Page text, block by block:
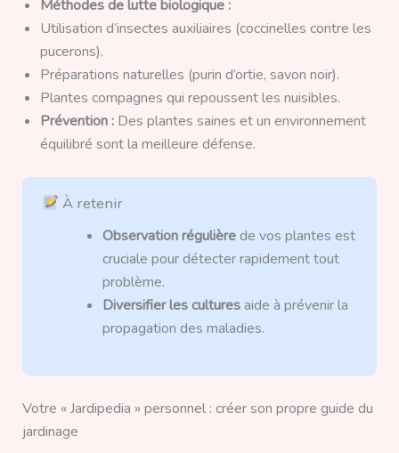
Méthodes de lutte biologique :
Utilisation d’insectes auxiliaires (coccinelles contre les
pucerons).
Préparations naturelles (purin d’ortie, savon noir).
Plantes compagnes qui repoussent les nuisibles.
Prévention :Des plantes saines et un environnement
équilibré sont la meilleure défense.
À retenir
Observation régulièrede vos plantes est
cruciale pour détecter rapidement tout
problème.
Diversifier les culturesaide à prévenir la
propagation des maladies.
Votre « Jardipedia » personnel : créer son propre guide du
jardinage